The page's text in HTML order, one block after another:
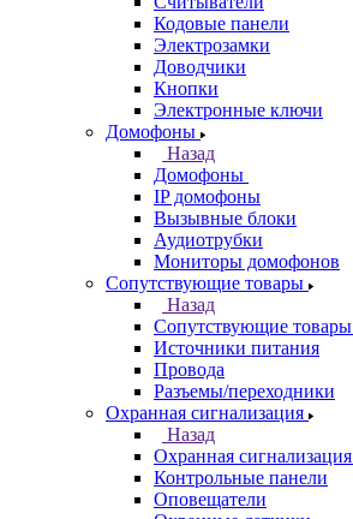
Кодовые панели
Электрозамки
Доводчики
Кнопки
Электронные ключи
Домофоны
Назад
Домофоны
IP домофоны
Вызывные блоки
Аудиотрубки
Мониторы домофонов
Сопутствующие товары
Назад
Сопутствующие товары
Источники питания
Провода
Разъемы/переходники
Охранная сигнализация
Назад
Охранная сигнализация
Контрольные панели
Оповещатели